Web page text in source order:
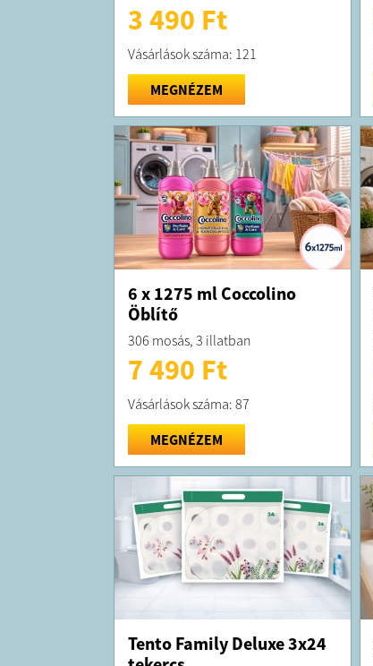
3 490 Ft
Vásárlások száma: 121
MEGNÉZEM
6 x 1275 ml Coccolino
Öblítő
306 mosás, 3 illatban
7 490 Ft
Vásárlások száma: 87
MEGNÉZEM
Tento Family Deluxe 3x24